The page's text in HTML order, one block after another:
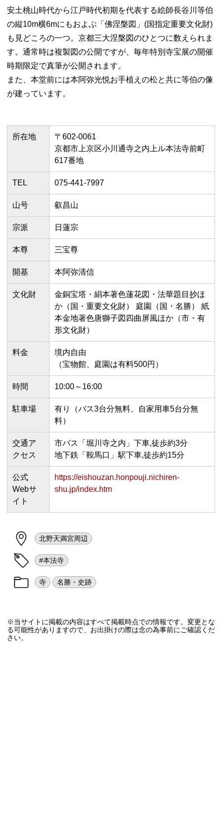
安土桃山時代から江戸時代初期を代表する絵師長谷川等伯
の縦10m横6mにもおよぶ「佛涅槃図」(国指定重要文化財)
も見どころの一つ。京都三大涅槃図のひとつに数えられま
す。通常時は複製図の公開ですが、毎年特別寺宝展の開催
時期限定で真筆が公開されます。
また、本堂前には本阿弥光悦お手植えの松と共に等伯の像
が建っています。
所在地
〒602-0061
京都市上京区小川通寺之内上ル本法寺前町
617番地
TEL 075-441-7997
山号 叡昌山
宗派 日蓮宗
本尊 三宝尊
開基 本阿弥清信
文化財
金銅宝塔・絹本著色蓮花図・法華題目抄ほ
か（国・重要文化財） 庭園（国・名勝） 紙
本金地著色唐獅子図四曲屏風ほか（市・有
形文化財）
料金
境内自由
（宝物館、庭園は有料500円）
時間 10:00～16:00
駐車場
有り（バス3台分無料、自家用車5台分無
料）
交通ア
クセス
市バス「堀川寺之内」下車,徒歩約3分
地下鉄「鞍馬口」駅下車,徒歩約15分
公式
Webサ
イト
https://eishouzan.honpouji.nichiren-
shu.jp/index.htm
北野天満宮周辺
#本法寺
寺 名勝・史跡
※当サイトに掲載の内容はすべて掲載時点での情報です。変更とな
る可能性がありますので、お出掛けの際は念の為事前にご確認くだ
さい。